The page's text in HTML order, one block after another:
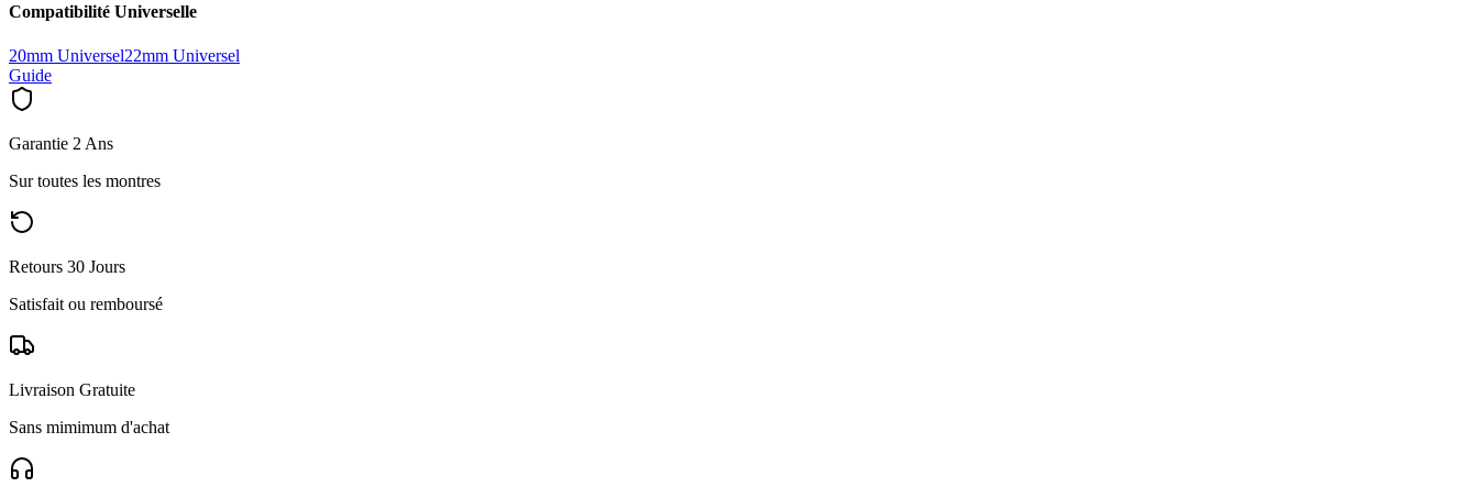
Compatibilité Universelle
20mm Universel22mm Universel
Guide
Garantie 2 Ans
Sur toutes les montres
Retours 30 Jours
Satisfait ou remboursé
Livraison Gratuite
Sans mimimum d'achat